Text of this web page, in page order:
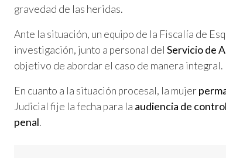
gravedad de las heridas.
Ante la situación, un equipo de la Fiscalía de
investigación, junto a personal del Servicio de
objetivo de abordar el caso de manera integral.
En cuanto a la situación procesal, la mujer
Judicial fije la fecha para la audiencia de
penal.